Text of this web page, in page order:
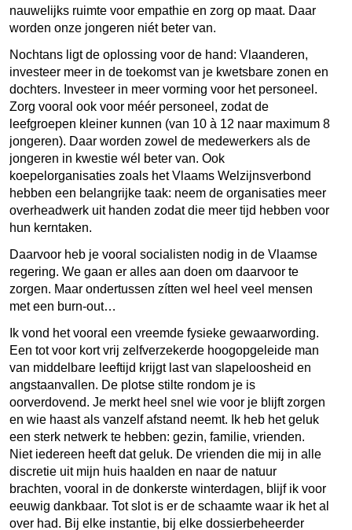
nauwelijks ruimte voor empathie en zorg op maat. Daar
worden onze jongeren niét beter van.
Nochtans ligt de oplossing voor de hand: Vlaanderen,
investeer meer in de toekomst van je kwetsbare zonen en
dochters. Investeer in meer vorming voor het personeel.
Zorg vooral ook voor méér personeel, zodat de
leefgroepen kleiner kunnen (van 10 à 12 naar maximum 8
jongeren). Daar worden zowel de medewerkers als de
jongeren in kwestie wél beter van. Ook
koepelorganisaties zoals het Vlaams Welzijnsverbond
hebben een belangrijke taak: neem de organisaties meer
overheadwerk uit handen zodat die meer tijd hebben voor
hun kerntaken.
Daarvoor heb je vooral socialisten nodig in de Vlaamse
regering. We gaan er alles aan doen om daarvoor te
zorgen. Maar ondertussen zítten wel heel veel mensen
met een burn-out…
Ik vond het vooral een vreemde fysieke gewaarwording.
Een tot voor kort vrij zelfverzekerde hoogopgeleide man
van middelbare leeftijd krijgt last van slapeloosheid en
angstaanvallen. De plotse stilte rondom je is
oorverdovend. Je merkt heel snel wie voor je blijft zorgen
en wie haast als vanzelf afstand neemt. Ik heb het geluk
een sterk netwerk te hebben: gezin, familie, vrienden.
Niet iedereen heeft dat geluk. De vrienden die mij in alle
discretie uit mijn huis haalden en naar de natuur
brachten, vooral in de donkerste winterdagen, blijf ik voor
eeuwig dankbaar. Tot slot is er de schaamte waar ik het al
over had. Bij elke instantie, bij elke dossierbeheerder